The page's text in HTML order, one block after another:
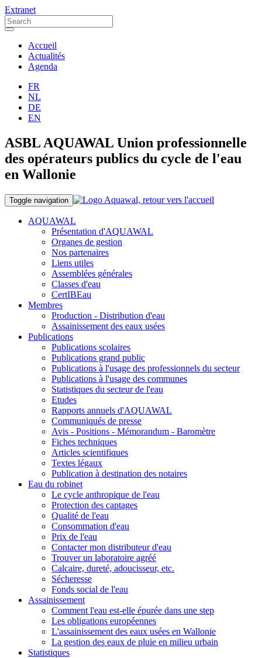
Extranet
Accueil
Actualités
Agenda
FR
NL
DE
EN
ASBL AQUAWAL Union professionnelle
des opérateurs publics du cycle de l'eau
en Wallonie
Toggle navigation
AQUAWAL
Présentation d'AQUAWAL
Organes de gestion
Nos partenaires
Liens utiles
Assemblées générales
Classes d'eau
CertIBEau
Membres
Production - Distribution d'eau
Assainissement des eaux usées
Publications
Publications scolaires
Publications grand public
Publications à l'usage des professionnels du secteur
Publications à l'usage des communes
Statistiques du secteur de l'eau
Etudes
Rapports annuels d'AQUAWAL
Communiqués de presse
Avis - Positions - Mémorandum - Baromètre
Fiches techniques
Articles scientifiques
Textes légaux
Publication à destination des notaires
Eau du robinet
Le cycle anthropique de l'eau
Protection des captages
Qualité de l'eau
Consommation d'eau
Prix de l'eau
Contacter mon distributeur d'eau
Trouver un laboratoire agréé
Calcaire, dureté, adoucisseur, etc.
Sécheresse
Fonds social de l'eau
Assainissement
Comment l'eau est-elle épurée dans une step
Les obligations européennes
L'assainissement des eaux usées en Wallonie
La gestion des eaux de pluie en milieu urbain
Statistiques